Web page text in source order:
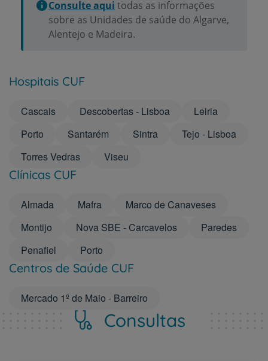
Consulte aqui todas as informações
sobre as Unidades de saúde do Algarve,
Alentejo e Madeira.
Hospitais CUF
Cascais Descobertas - Lisboa
Leiria
Porto
Santarém Sintra
Tejo - Lisboa
Torres Vedras
Viseu
Clínicas CUF
Almada Mafra
Marco de Canaveses
Montijo
Nova SBE - Carcavelos
Paredes
Penafiel
Porto
Centros de Saúde CUF
Mercado 1º de Maio - Barreiro
Consultas